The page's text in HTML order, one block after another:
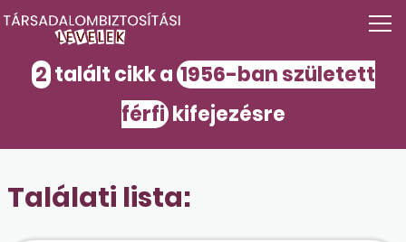
2talált cikk a 1956-ban született
férfikifejezésre
Találati lista: